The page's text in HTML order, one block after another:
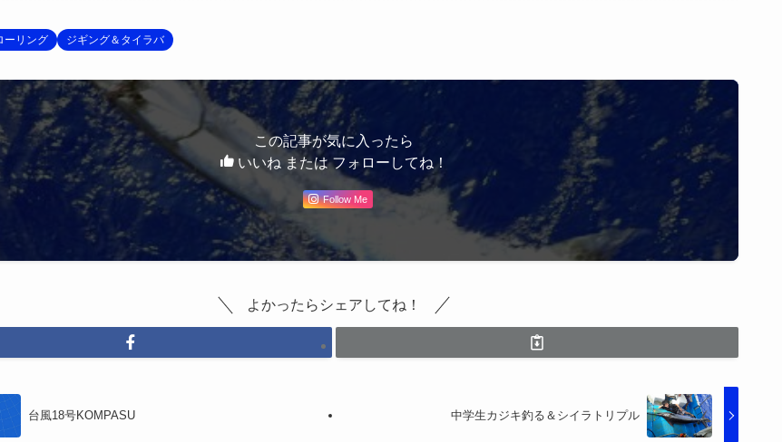
ーリング ジギング＆タイラバ
この記事が気に入ったら
いいね または フォローしてね！
Follow Me
よかったらシェアしてね！
台風18号KOMPASU 中学生カジキ釣る＆シイラトリプル